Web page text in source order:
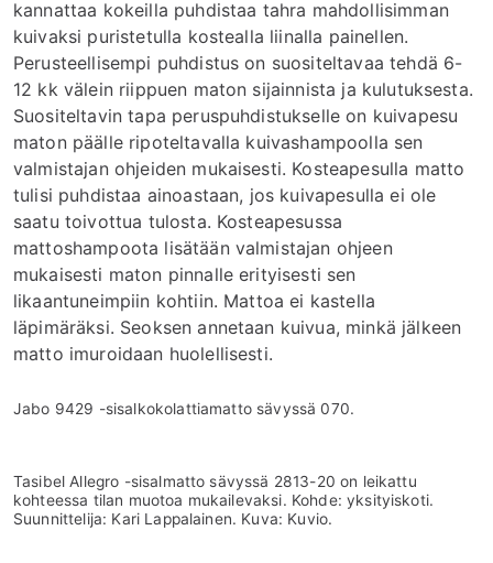
kannattaa kokeilla puhdistaa tahra mahdollisimman
kuivaksi puristetulla kostealla liinalla painellen.
Perusteellisempi puhdistus on suositeltavaa tehdä 6-
12 kk välein riippuen maton sijainnista ja kulutuksesta.
Suositeltavin tapa peruspuhdistukselle on kuivapesu
maton päälle ripoteltavalla kuivashampoolla sen
valmistajan ohjeiden mukaisesti. Kosteapesulla matto
tulisi puhdistaa ainoastaan, jos kuivapesulla ei ole
saatu toivottua tulosta. Kosteapesussa
mattoshampoota lisätään valmistajan ohjeen
mukaisesti maton pinnalle erityisesti sen
likaantuneimpiin kohtiin. Mattoa ei kastella
läpimäräksi. Seoksen annetaan kuivua, minkä jälkeen
matto imuroidaan huolellisesti.
Jabo 9429 -sisalkokolattiamatto sävyssä 070.
Tasibel Allegro -sisalmatto sävyssä 2813-20 on leikattu
kohteessa tilan muotoa mukailevaksi. Kohde: yksityiskoti.
Suunnittelija: Kari Lappalainen. Kuva: Kuvio.